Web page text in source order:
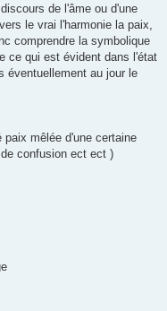
de l'âme ou d'une
le vrai l'harmonie la paix,
comprendre la symbolique
ce qui est évident dans l'état
éventuellement au jour le
mêlée d'une certaine
confusion ect ect )